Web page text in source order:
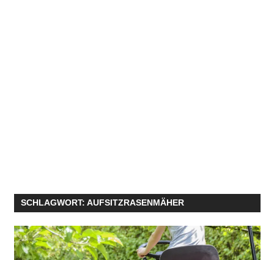
SCHLAGWORT: AUFSITZRASENMÄHER